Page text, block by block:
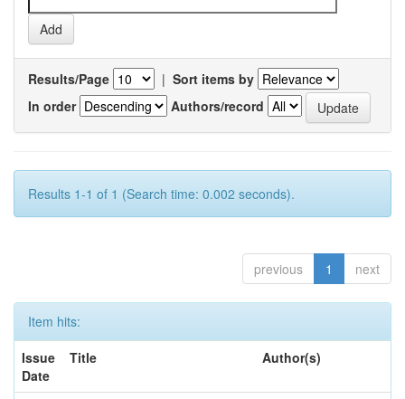
Results/Page | Sort items by
In order
Authors/record
Results 1-1 of 1 (Search time: 0.002 seconds).
previous 1 next
Item hits:
Issue
Date
Title Author(s)